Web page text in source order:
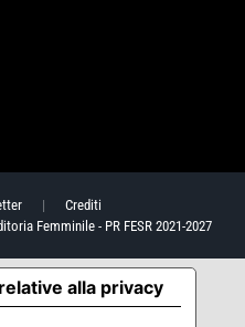
| Crediti
Femminile - PR FESR 2021-2027
alla privacy